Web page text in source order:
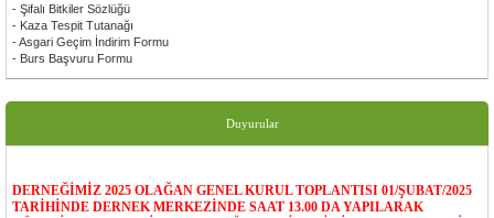
Duyurular
DERNEĞİMİZ 2025 OLAĞAN GENEL KURUL TOPLANTISI 01/ŞUBAT/2025
TARİHİNDE DERNEK MERKEZİNDE SAAT 13.00 DA YAPILARAK
- Şifalı Bitkiler Sözlüğü
- Kaza Tespit Tutanağı
- Asgari Geçim İndirim Formu
- Burs Başvuru Formu